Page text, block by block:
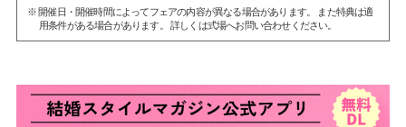
※ 開催日・開催時間によってフェアの内容が異なる場合があります。 また特典は適
用条件がある場合があります。 詳しくは式場へお問い合わせください。